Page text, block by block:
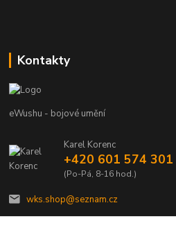
Kontakty
eWushu - bojové umění
Karel Korenc
+420 601 574 301
(Po-Pá, 8-16 hod.)
wks.shop@seznam.cz